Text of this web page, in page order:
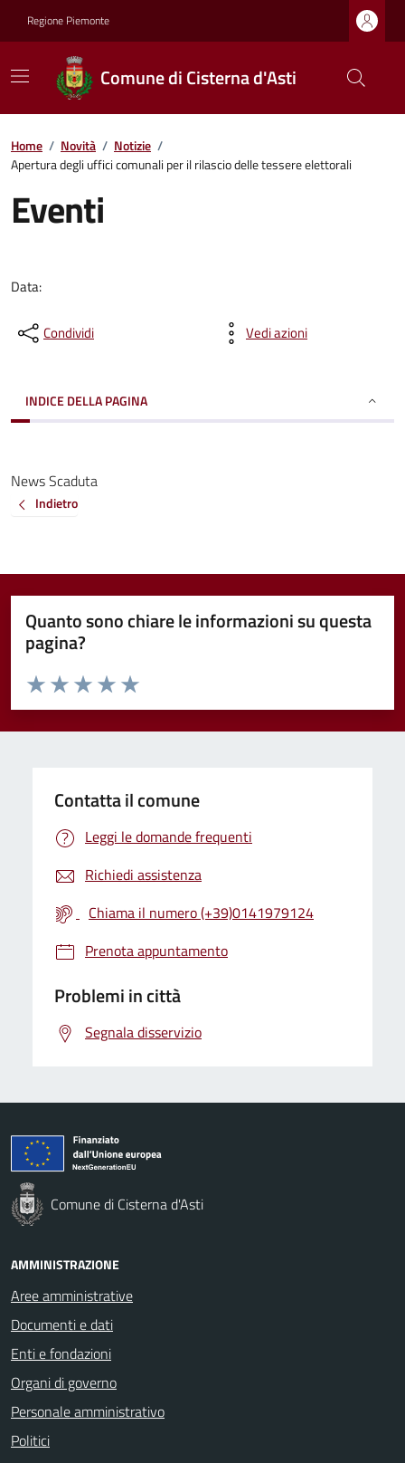
Regione Piemonte
Comune di Cisterna d'Asti
Home / Novità / Notizie /
Apertura degli uffici comunali per il rilascio delle tessere elettorali
Eventi
Data:
Condividi Vedi azioni
INDICE DELLA PAGINA
News Scaduta
Indietro
Quanto sono chiare le informazioni su questa
pagina?
Valuta da 1 a 5 stelle la pagina
Valuta 5 stelle su 5
Valuta 4 stelle su 5
Valuta 3 stelle su 5
Valuta 2 stelle su 5
Valuta 1 stelle su 5
Contatta il comune
Leggi le domande frequenti
Richiedi assistenza
Chiama il numero (+39)0141979124
Prenota appuntamento
Problemi in città
Segnala disservizio
Comune di Cisterna d'Asti
AMMINISTRAZIONE
Aree amministrative
Documenti e dati
Enti e fondazioni
Organi di governo
Personale amministrativo
Politici